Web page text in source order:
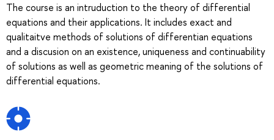
The course is an intruduction to the theory of differential
equations and their applications. It includes exact and
qualitaitve methods of solutions of differentian equations
and a discusion on an existence, uniqueness and continuability
of solutions as well as geometric meaning of the solutions of
differential equations.